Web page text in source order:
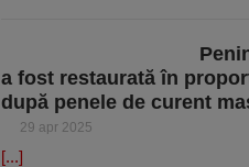
a fost restaurată în
după penele de curent
29 apr 2025
[...]